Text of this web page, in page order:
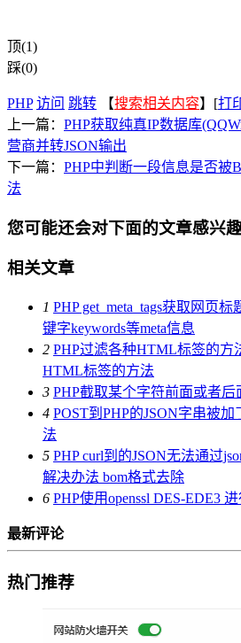
顶(1)
踩(0)
PHP 访问 跳转 【搜索相关内容】[打
上一篇： PHP获取纯真IP数据库
营商并转JSON输出
下一篇： PHP中判断一段信息是否被
法
您可能还会对下面的文章感兴趣
相关文章
1 PHP get_meta_tags获取网页标
键字keywords等meta信息
2 PHP过滤各种HTML标签的方
HTML标签的方法
3 PHP截取某个字符前面或者
4 POST到PHP的JSON字串被
法
5 PHP curl到的JSON无法通过
解决办法 bom格式去除
6 PHP使用openssl DES-EDE3
最新评论
热门推荐